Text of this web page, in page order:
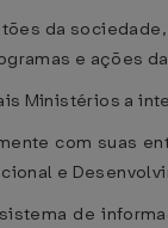
da
e ações
Ministérios a
com suas
e
de